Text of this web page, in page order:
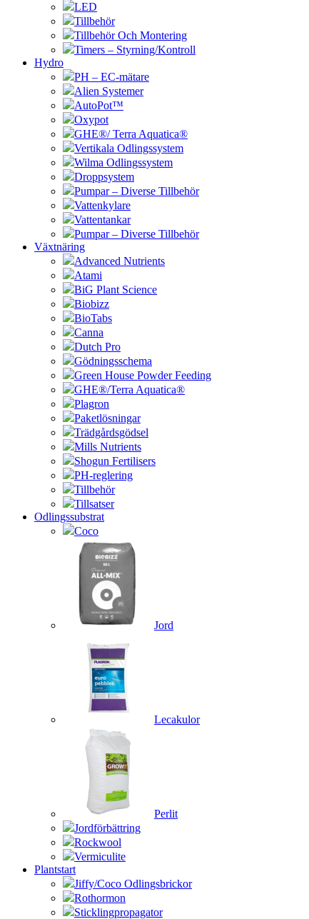
LED
Tillbehör
Tillbehör Och Montering
Timers – Styrning/Kontroll
Hydro
PH – EC-mätare
Alien Systemer
AutoPot™
Oxypot
GHE®/ Terra Aquatica®
Vertikala Odlingssystem
Wilma Odlingssystem
Droppsystem
Pumpar – Diverse Tillbehör
Vattenkylare
Vattentankar
Pumpar – Diverse Tillbehör
Växtnäring
Advanced Nutrients
Atami
BiG Plant Science
Biobizz
BioTabs
Canna
Dutch Pro
Gödningsschema
Green House Powder Feeding
GHE®/Terra Aquatica®
Plagron
Paketlösningar
Trädgårdsgödsel
Mills Nutrients
Shogun Fertilisers
PH-reglering
Tillbehör
Tillsatser
Odlingssubstrat
Coco
Jord
Lecakulor
Perlit
Jordförbättring
Rockwool
Vermiculite
Plantstart
Jiffy/Coco Odlingsbrickor
Rothormon
Sticklingpropagator